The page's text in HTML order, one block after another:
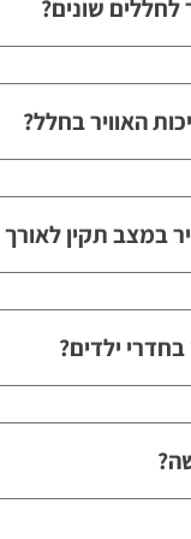
לחללים שונים?
האוויר בחלל?
במצב תקין לאורך
ילדים?